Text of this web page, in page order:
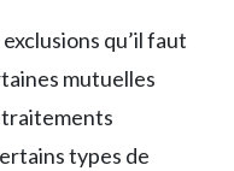
qu’il faut
mutuelles
traitements
types de